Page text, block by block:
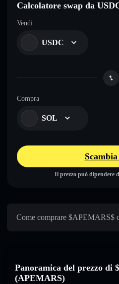
Calcolatore swap da
Vendi
USDC
Compra
SOL
Il prezzo può dipendere
Come comprare $APEMARS$
Panoramica del prezzo di
(APEMARS)